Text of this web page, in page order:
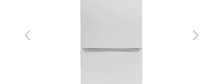
Previous Next